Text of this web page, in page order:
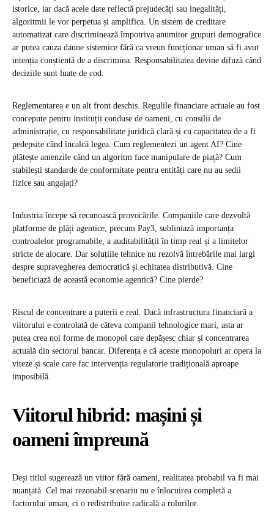
istorice, iar dacă acele date reflectă prejudecăți sau inegalități,
algoritmii le vor perpetua și amplifica. Un sistem de creditare
automatizat care discriminează împotriva anumitor grupuri demografice
ar putea cauza daune sistemice fără ca vreun funcționar uman să fi avut
intenția conștientă de a discrimina. Responsabilitatea devine difuză când
deciziile sunt luate de cod.
Reglementarea e un alt front deschis. Regulile financiare actuale au fost
concepute pentru instituții conduse de oameni, cu consilii de
administrație, cu responsabilitate juridică clară și cu capacitatea de a fi
pedepsite când încalcă legea. Cum reglementezi un agent AI? Cine
plătește amenzile când un algoritm face manipulare de piață? Cum
stabilești standarde de conformitate pentru entități care nu au sedii
fizice sau angajați?
Industria începe să recunoască provocările. Companiile care dezvoltă
platforme de plăți agentice, precum Pay3, subliniază importanța
controalelor programabile, a auditabilității în timp real și a limitelor
stricte de alocare. Dar soluțiile tehnice nu rezolvă întrebările mai largi
despre supravegherea democratică și echitatea distributivă. Cine
beneficiază de această economie agentică? Cine pierde?
Riscul de concentrare a puterii e real. Dacă infrastructura financiară a
viitorului e controlată de câteva companii tehnologice mari, asta ar
putea crea noi forme de monopol care depășesc chiar și concentrarea
actuală din sectorul bancar. Diferența e că aceste monopoluri ar opera la
viteze și scale care fac intervenția regulatorie tradițională aproape
imposibilă.
Viitorul hibrid: mașini și
oameni împreună
Deși titlul sugerează un viitor fără oameni, realitatea probabil va fi mai
nuanțată. Cel mai rezonabil scenariu nu e înlocuirea completă a
factorului uman, ci o redistribuire radicală a rolurilor.